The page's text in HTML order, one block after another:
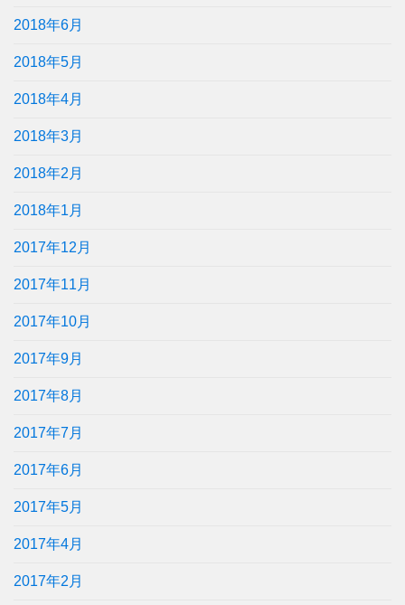
2018年6月
2018年5月
2018年4月
2018年3月
2018年2月
2018年1月
2017年12月
2017年11月
2017年10月
2017年9月
2017年8月
2017年7月
2017年6月
2017年5月
2017年4月
2017年2月